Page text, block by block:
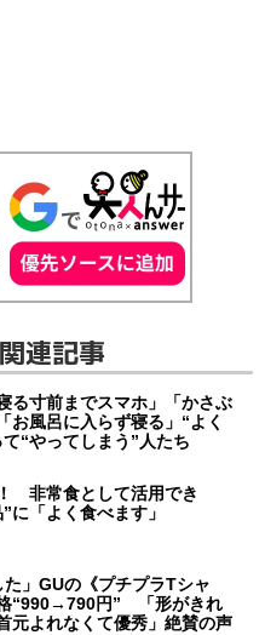
連記事
る寸前までスマホ」「かさぶ
お風呂に入らず寝る」“よく
“やってしまう”人たち
非常食として活用でき
に「よく食べます」
た」GUの《プチプラTシャ
“990→790円” 「形がきれ
元よれなくて優秀」絶賛の声